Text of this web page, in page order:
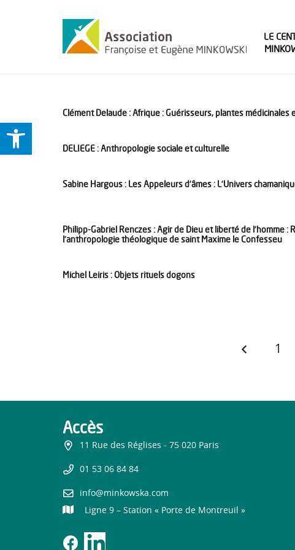
Ouvrir la barre d’outils
LE
Clément Delaude : Afrique : Guérisseurs, plantes médicinales
DELIEGE : Anthropologie sociale et culturelle
Sabine Hargous : Les Appeleurs d’âmes : L’Univers
Philipp-Gabriel Renczes : Agir de Dieu et liberté de l’homme :
l’anthropologie théologique de saint Maxime le Confesseu
Michel Leiris : Objets rituels dogons
1
Accès
11 Rue des Réglises - 75 020 Paris
01 53 06 84 84
info@minkowska.com
Ligne 9 – Station « Porte de Montreuil »